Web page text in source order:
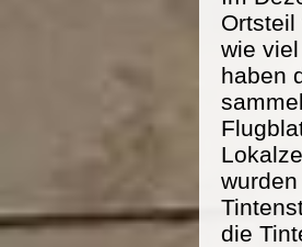
wie
haben
die